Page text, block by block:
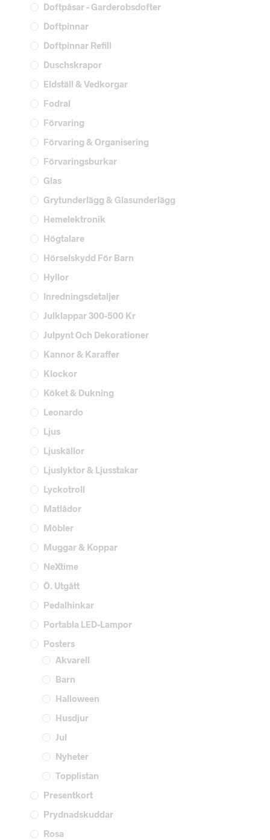
Doftpåsar - Garderobsdofter
Doftpinnar
Doftpinnar Refill
Duschskrapor
Eldställ & Vedkorgar
Fodral
Förvaring
Förvaring & Organisering
Förvaringsburkar
Glas
Grytunderlägg & Glasunderlägg
Hemelektronik
Högtalare
Hörselskydd För Barn
Hyllor
Inredningsdetaljer
Julklappar 300-500 Kr
Julpynt Och Dekorationer
Kannor & Karaffer
Klockor
Köket & Dukning
Leonardo
Ljus
Ljuskällor
Ljuslyktor & Ljusstakar
Lyckotroll
Matlådor
Möbler
Muggar & Koppar
NeXtime
Ö. Utgått
Pedalhinkar
Portabla LED-Lampor
Posters
Akvarell
Barn
Halloween
Husdjur
Jul
Nyheter
Topplistan
Presentkort
Prydnadskuddar
Rosa